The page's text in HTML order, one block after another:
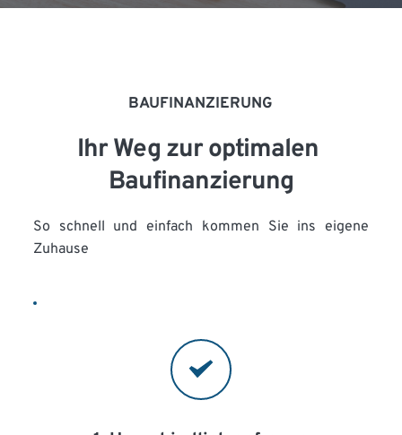
BAUFINANZIERUNG
Ihr Weg zur optimalen
Baufinanzierung
So schnell und einfach kommen Sie ins eigene
Zuhause